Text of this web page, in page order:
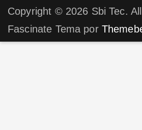
Copyright © 2026 Sbi Tec.
Fascinate Tema por